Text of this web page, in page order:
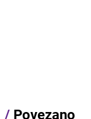
/ Povezano